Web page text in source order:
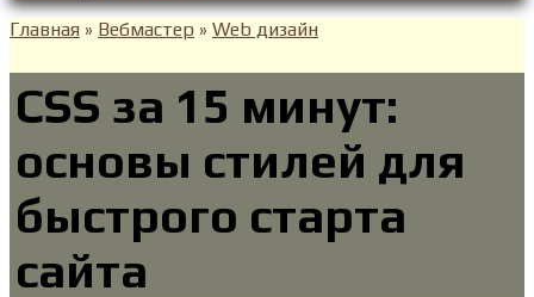
Главная » Вебмастер » Web дизайн
CSS за 15 минут:
основы стилей для
быстрого старта
сайта